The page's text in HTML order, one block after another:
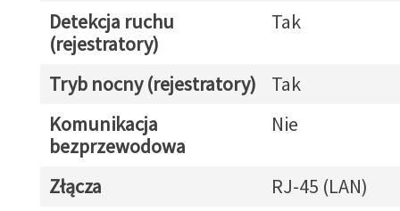
Detekcja ruchu
(rejestratory)
Tak
Tryb nocny (rejestratory)
Tak
Komunikacja
bezprzewodowa
Nie
Złącza
RJ-45 (LAN)